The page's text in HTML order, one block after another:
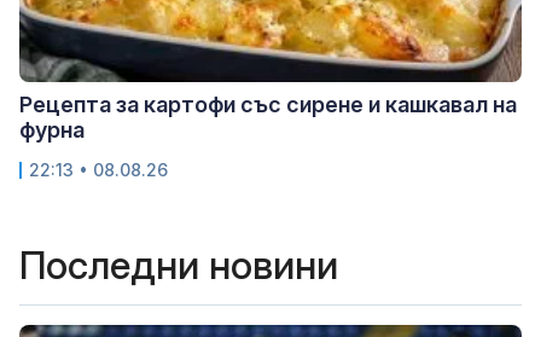
Рецепта за картофи със сирене и кашкавал на
фурна
22:13 • 08.08.26
Последни новини